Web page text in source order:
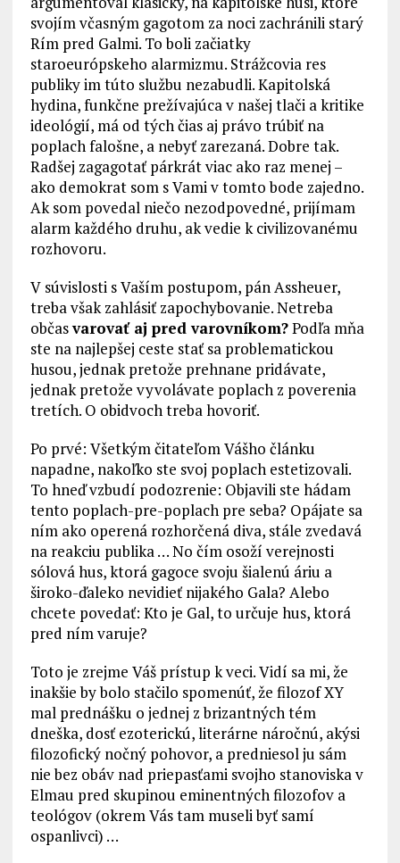
svojím včasným gagotom za noci zachránili starý
Rím pred Galmi. To boli začiatky
staroeurópskeho alarmizmu. Strážcovia res
publikyim túto službu nezabudli. Kapitolská
hydina, funkčne prežívajúca v našej tlači a kritike
ideológií, má od tých čias aj právo trúbiť na
poplach falošne, a nebyť zarezaná. Dobre tak.
Radšej zagagotať párkrát viac ako raz menej –
ako demokrat som s Vami v tomto bode zajedno.
Ak som povedal niečo nezodpovedné, prijímam
alarm každého druhu, ak vedie k civilizovanému
rozhovoru.
V súvislosti s Vaším postupom, pán Assheuer,
treba však zahlásiť zapochybovanie. Netreba
občasvarovať aj pred varovníkom?Podľa mňa
ste na najlepšej ceste stať sa problematickou
husou, jednak pretože prehnane pridávate,
jednak pretože vyvolávate poplach z poverenia
tretích. O obidvoch treba hovoriť.
Po prvé: Všetkým čitateľom Vášho článku
napadne, nakoľko ste svoj poplach estetizovali.
To hneď vzbudí podozrenie: Objavili ste hádam
tento poplach-pre-poplach pre seba? Opájate sa
ním ako operená rozhorčená diva, stále zvedavá
na reakciu publika … No čím osoží verejnosti
sólová hus, ktorá gagoce svoju šialenú áriu a
široko-ďaleko nevidieť nijakého Gala? Alebo
chcete povedať: Kto je Gal, to určuje hus, ktorá
pred ním varuje?
Toto je zrejme Váš prístup k veci. Vidí sa mi, že
inakšie by bolo stačilo spomenúť, že filozof XY
mal prednášku o jednej z brizantných tém
dneška, dosť ezoterickú, literárne náročnú, akýsi
filozofický nočný pohovor, a predniesol ju sám
nie bez obáv nad priepasťami svojho stanoviska v
Elmau pred skupinou eminentných filozofov a
teológov (okrem Vás tam museli byť samí
ospanlivci) …